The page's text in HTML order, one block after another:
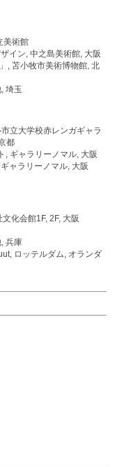
美術館
イン, 中之島美術館, 大阪
, 苫小牧市美術博物館, 北
埼玉
立大学校赤レンガギャラ
都
, ギャラリーノマル, 大阪
ャラリーノマル, 大阪
化会館1F, 2F, 大阪
兵庫
ロッテルダム, オランダ